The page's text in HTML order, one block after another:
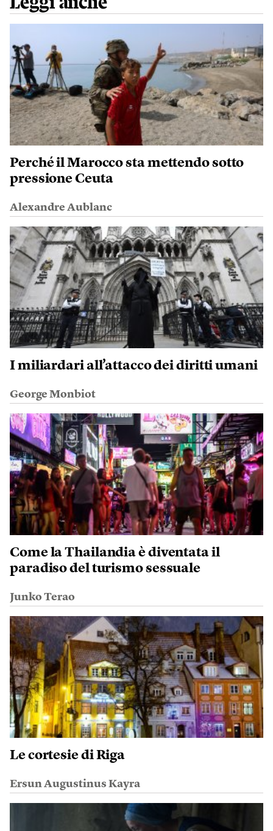
Perché il Marocco sta mettendo sotto
pressione Ceuta
Alexandre Aublanc
I miliardari all’attacco dei diritti umani
George Monbiot
Come la Thailandia è diventata il
paradiso del turismo sessuale
Junko Terao
Le cortesie di Riga
Ersun Augustinus Kayra